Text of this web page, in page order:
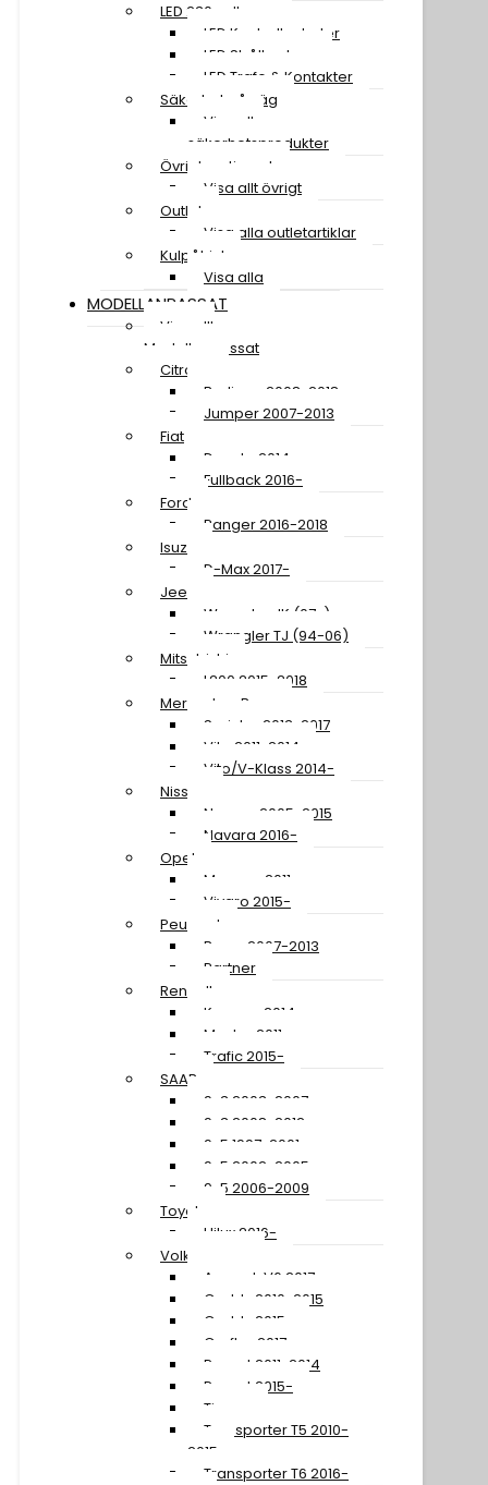
LED 230 volt
LED Kontrollenheter
LED Strålkastare
LED Trafo & Kontakter
Säkerhet på väg
Visa alla
säkerhetsprodukter
Övrigt sortiment
Visa allt övrigt
Outlet
Visa alla outletartiklar
Kulpåhjul
Visa alla
MODELLANPASSAT
Visa allt
Modellanpassat
Citroen
Berlingo 2008-2018
Jumper 2007-2013
Fiat
Ducato 2014-
Fullback 2016-
Ford
Ranger 2016-2018
Isuzu
D-Max 2017-
Jeep
Wrangler JK (07-)
Wrangler TJ (94-06)
Mitsubishi
L200 2015-2018
Mercedes-Benz
Sprinter 2013-2017
Vito 2011-2014
Vito/V-Klass 2014-
Nissan
Navara 2005-2015
Navara 2016-
Opel
Movano 2011-
Vivaro 2015-
Peugeot
Boxer 2007-2013
Partner
Renault
Kangoo 2014-
Master 2011-
Trafic 2015-
SAAB
9-3 2003-2007
9-3 2008-2012
9-5 1997-2001
9-5 2002-2005
9-5 2006-2009
Toyota
Hilux 2016-
Volkswagen
Amarok V6 2017-
Caddy 2010-2015
Caddy 2015-
Crafter 2017-
Passat 2011-2014
Passat 2015-
Tiguan
Transporter T5 2010-
2015
Transporter T6 2016-